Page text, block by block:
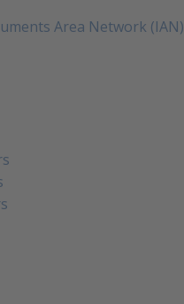
Area Network (IAN)